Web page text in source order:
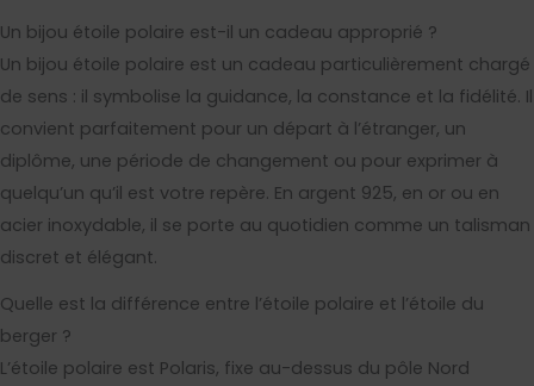
Un bijou étoile polaire est-il un cadeau approprié ?
Un bijou étoile polaire est un cadeau particulièrement chargé
de sens : il symbolise la guidance, la constance et la fidélité. Il
convient parfaitement pour un départ à l’étranger, un
diplôme, une période de changement ou pour exprimer à
quelqu’un qu’il est votre repère. En argent 925, en or ou en
acier inoxydable, il se porte au quotidien comme un talisman
discret et élégant.
Quelle est la différence entre l’étoile polaire et l’étoile du
berger ?
L’étoile polaire est Polaris, fixe au-dessus du pôle Nord